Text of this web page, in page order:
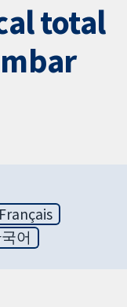
total
Français
어